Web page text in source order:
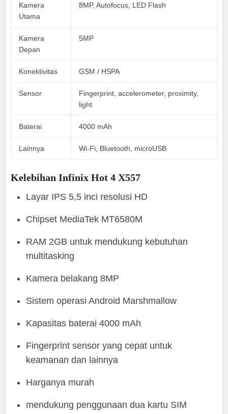
Kamera
Utama
8MP, Autofocus, LED Flash
Kamera
Depan
5MP
Konektivitas GSM / HSPA
Sensor
Fingerprint, accelerometer, proximity,
light
Baterai 4000 mAh
Lainnya Wi-Fi, Bluetooth, microUSB
Kelebihan Infinix Hot 4 X557
Layar IPS 5,5 inci resolusi HD
Chipset MediaTek MT6580M
RAM 2GB untuk mendukung kebutuhan
multitasking
Kamera belakang 8MP
Sistem operasi Android Marshmallow
Kapasitas baterai 4000 mAh
Fingerprint sensor yang cepat untuk
keamanan dan lainnya
Harganya murah
mendukung penggunaan dua kartu SIM